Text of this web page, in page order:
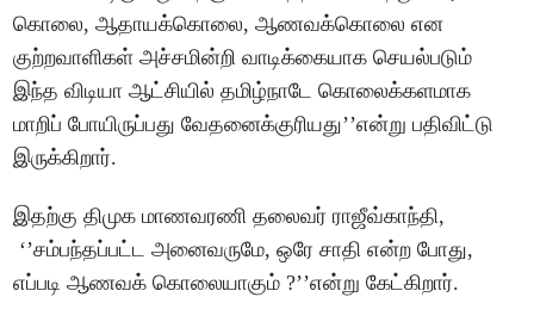
கொலை, ஆதாயக்கொலை, ஆணவக்கொலை என
குற்றவாளிகள் அச்சமின்றி வாடிக்கையாக செயல்படும்
இந்த விடியா ஆட்சியில் தமிழ்நாடே கொலைக்களமாக
மாறிப் போயிருப்பது வேதனைக்குரியது’’என்று பதிவிட்டு
இருக்கிறார்.
இதற்கு திமுக மாணவரணி தலைவர் ராஜீவ்காந்தி,
‘’சம்பந்தப்பட்ட அனைவருமே, ஒரே சாதி என்ற போது,
எப்படி ஆணவக் கொலையாகும் ?’’என்று கேட்கிறார்.